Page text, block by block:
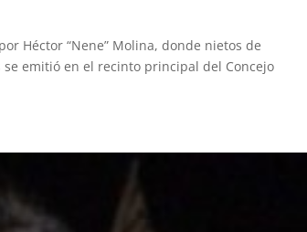
Héctor “Nene” Molina, donde nietos de
emitió en el recinto principal del Concejo